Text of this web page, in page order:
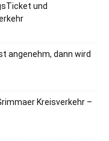
und
angenehm, dann wird
Kreisverkehr –